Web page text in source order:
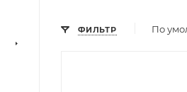
ФИЛЬТР По